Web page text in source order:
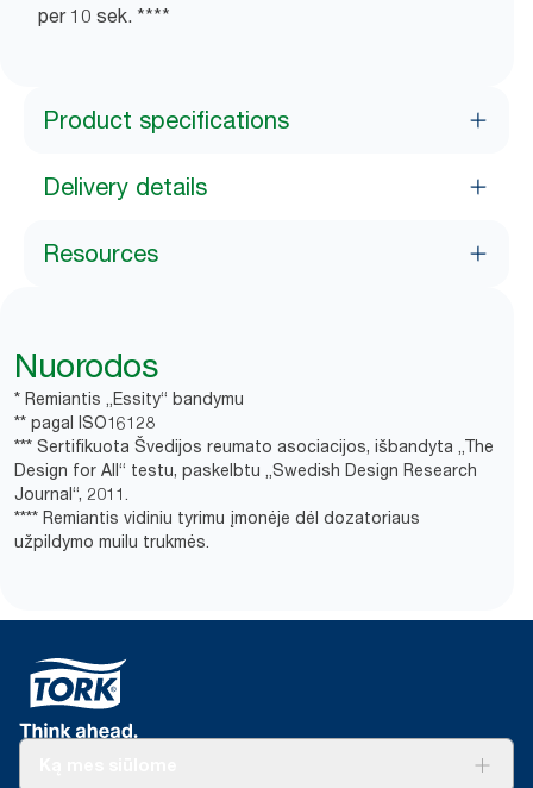
per 10 sek. ****
Product specifications
Delivery details
Resources
Nuorodos
* Remiantis „Essity“ bandymu
** pagal ISO16128
*** Sertifikuota Švedijos reumato asociacijos, išbandyta „The
Design for All“ testu, paskelbtu „Swedish Design Research
Journal“, 2011.
**** Remiantis vidiniu tyrimu įmonėje dėl dozatoriaus
užpildymo muilu trukmės.